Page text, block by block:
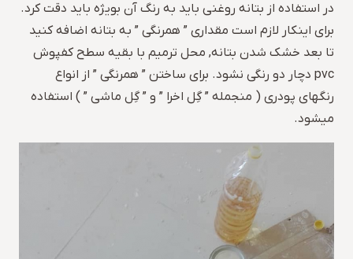
در استفاده از بتانه روغنی باید به رنگ آن بویژه باید دقت کرد.
برای اینکار لازم است مقداری ” همرنگی ” به بتانه اضافه کنید
تا بعد خشک شدن بتانه, محل ترمیم با بقیه سطح کفپوش
pvc دچار دو رنگی نشود. برای ساختن ” همرنگی ” از انواع
رنگهای پودری ( منجمله ” گِل اخرا ” و ” گِل ماشی ” ) استفاده
میشود.